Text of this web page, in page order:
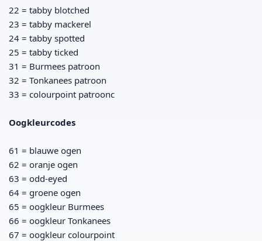
22 = tabby blotched
23 = tabby mackerel
24 = tabby spotted
25 = tabby ticked
31 = Burmees patroon
32 = Tonkanees patroon
33 = colourpoint patroonc
Oogkleurcodes
61 = blauwe ogen
62 = oranje ogen
63 = odd-eyed
64 = groene ogen
65 = oogkleur Burmees
66 = oogkleur Tonkanees
67 = oogkleur colourpoint